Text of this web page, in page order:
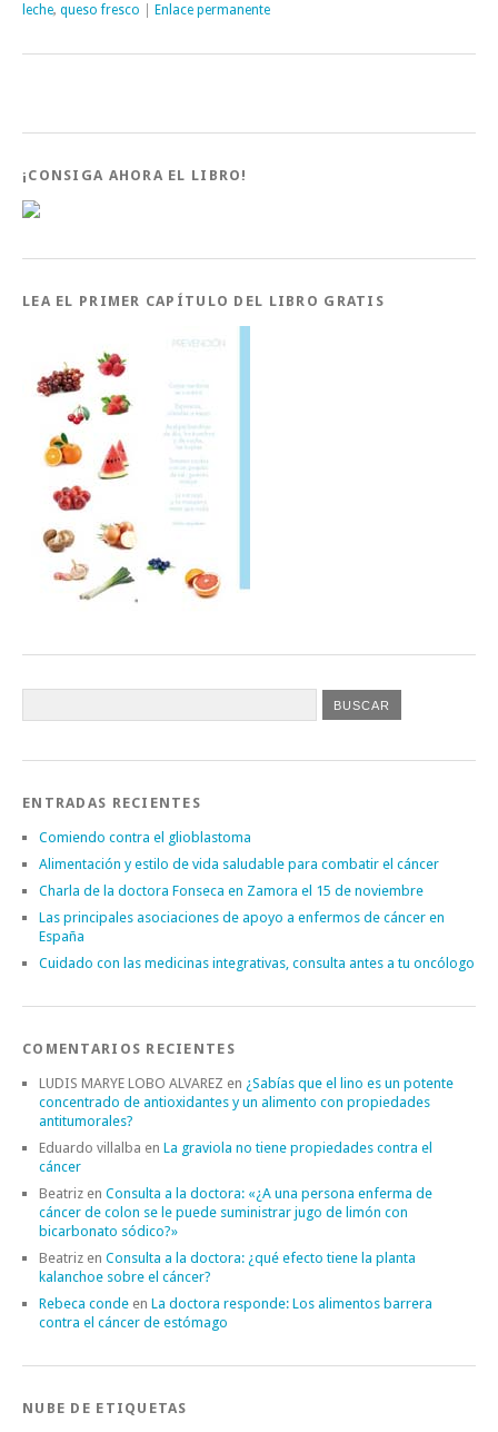
leche, queso fresco Enlace permanente
¡CONSIGA AHORA EL LIBRO!
LEA EL PRIMER CAPÍTULO DEL LIBRO GRATIS
ENTRADAS RECIENTES
Comiendo contra el glioblastoma
Alimentación y estilo de vida saludable para combatir el cáncer
Charla de la doctora Fonseca en Zamora el 15 de noviembre
Las principales asociaciones de apoyo a enfermos de cáncer en
España
Cuidado con las medicinas integrativas, consulta antes a tu oncólogo
COMENTARIOS RECIENTES
LUDIS MARYE LOBO ALVAREZ en ¿Sabías que el lino es un potente
concentrado de antioxidantes y un alimento con propiedades
antitumorales?
Eduardo villalba en La graviola no tiene propiedades contra el
cáncer
Beatriz en Consulta a la doctora: «¿A una persona enferma de
cáncer de colon se le puede suministrar jugo de limón con
bicarbonato sódico?»
Beatriz en Consulta a la doctora: ¿qué efecto tiene la planta
kalanchoe sobre el cáncer?
Rebeca conde en La doctora responde: Los alimentos barrera
contra el cáncer de estómago
NUBE DE ETIQUETAS